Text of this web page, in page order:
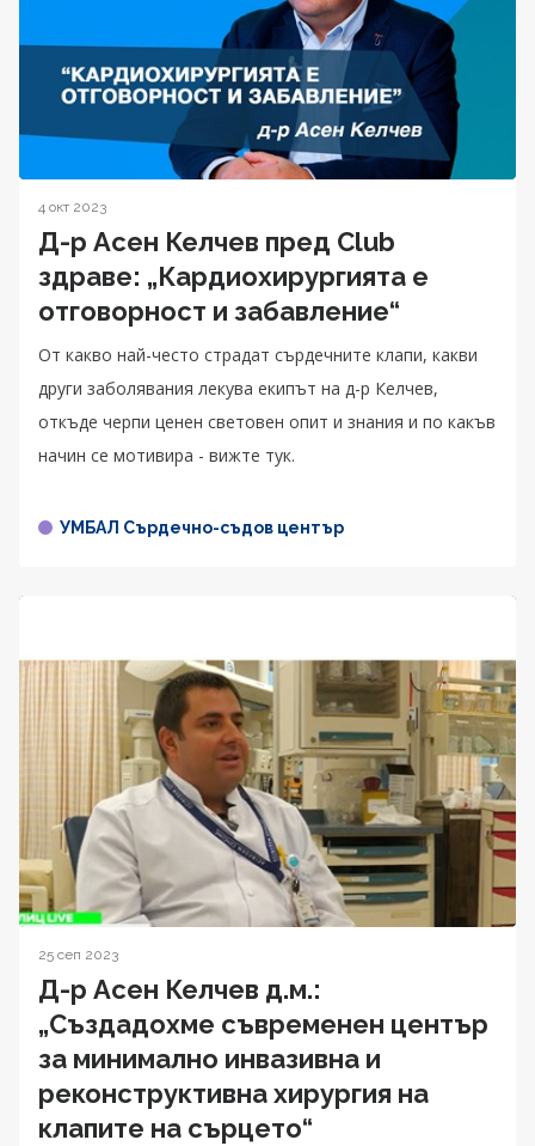
4 окт 2023
Д-р Асен Келчев пред Club
здраве: „Кардиохирургията е
отговорност и забавление“
От какво най-често страдат сърдечните клапи, какви
други заболявания лекува екипът на д-р Келчев,
откъде черпи ценен световен опит и знания и по какъв
начин се мотивира - вижте тук.
УМБАЛ Сърдечно-съдов център
25 сеп 2023
Д-р Асен Келчев д.м.:
„Създадохме съвременен център
за минимално инвазивна и
реконструктивна хирургия на
клапите на сърцето“